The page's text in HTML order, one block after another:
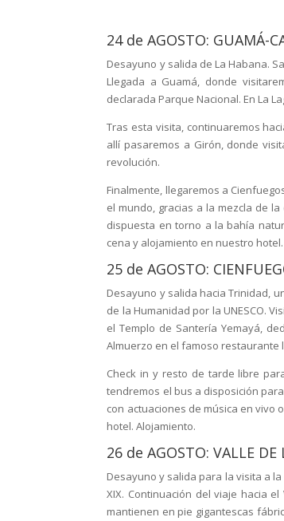
24 de AGOSTO: GUAMÁ-
Desayuno y salida de La Habana.
Llegada a Guamá, donde
declarada Parque Nacional. En La
Tras esta visita, continuaremos
allí pasaremos a Girón, donde
revolución.
Finalmente, llegaremos a
el mundo, gracias a la mezcla de
dispuesta en torno a la bahía
cena y alojamiento en nuestro hotel.
25 de AGOSTO:
Desayuno y salida hacia Trinidad,
de la Humanidad por la UNESCO.
el Templo de Santería Yemayá,
Almuerzo en el famoso restaurante
Check in y resto de tarde libre
tendremos el bus a disposición
con actuaciones de música en vivo
hotel. Alojamiento.
26 de AGOSTO: VALLE
Desayuno y salida para la visita a
XIX. Continuación del viaje hacia
mantienen en pie gigantescas